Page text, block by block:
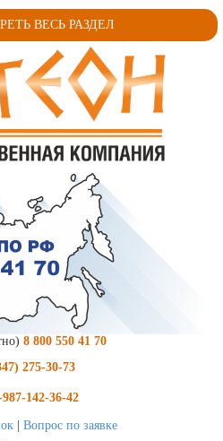
8 800 550 41 70
275-30-73
987-142-36-42
Вопрос по заявке
ВЕСЬ РАЗДЕЛ